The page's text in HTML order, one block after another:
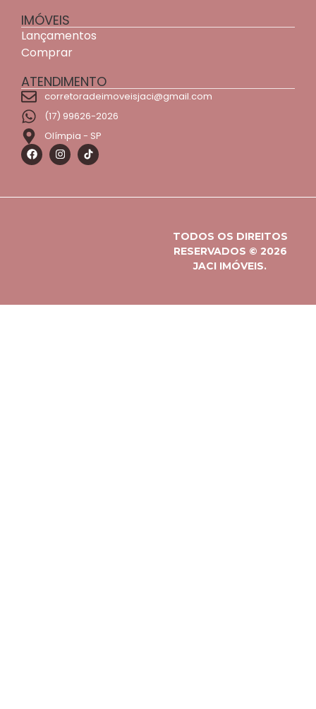
IMÓVEIS
Lançamentos
Comprar
ATENDIMENTO
corretoradeimoveisjaci@gmail.com
(17) 99626-2026
Olímpia - SP
TODOS OS DIREITOS
RESERVADOS © 2026
JACI IMÓVEIS.